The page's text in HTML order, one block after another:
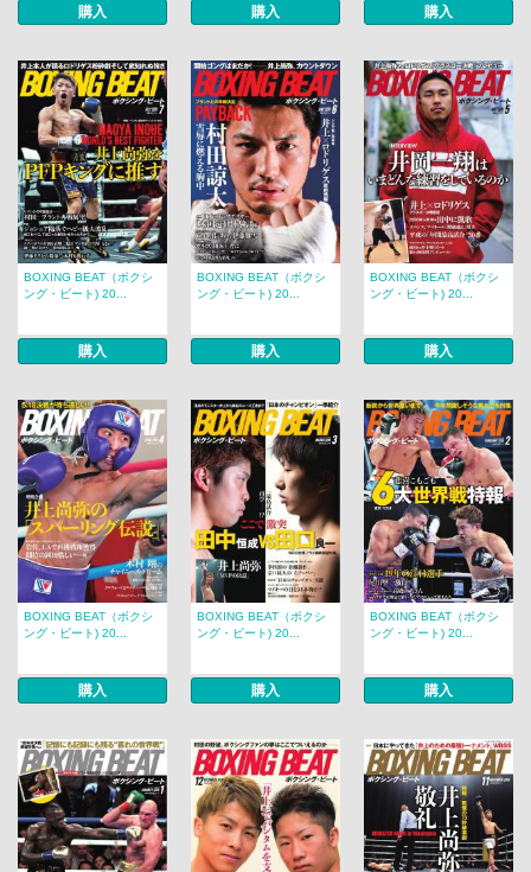
購入 購入 購入
BOXING BEAT（ボクシ
ング・ビート) 20...
購入
BOXING BEAT（ボクシ
ング・ビート) 20...
購入
BOXING BEAT（ボクシ
ング・ビート) 20...
購入
BOXING BEAT（ボクシ
ング・ビート) 20...
購入
BOXING BEAT（ボクシ
ング・ビート) 20...
購入
BOXING BEAT（ボクシ
ング・ビート) 20...
購入